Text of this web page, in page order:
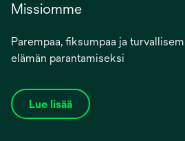
Missiomme
Parempaa, fiksumpaa ja
elämän parantamiseksi
Lue lisää